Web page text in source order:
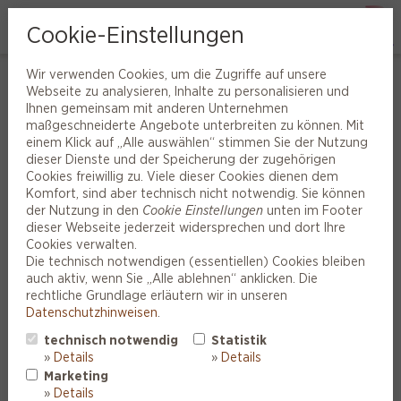
Ein professioneller Hörtest vor Ort
ist durch nichts zu ersetzen
Halten Sie einen Moment inne und beantworten Sie sich selbst
die folgenden Fragen: Fällt es Ihnen mitunter schwer,
Gesprächspartner genau zu verstehen? Bemerken Ihre
Familienangehörigen, dass der Fernseher zu laut eingestellt
ist? Überhören Sie manchmal das Klingeln des Telefons oder
das Läuten an der Wohnungstür? Und konnte darüber hinaus
unser rasch durchzuführender Online-Hörtest Ihren Verdacht
erhärten, dass die Leistungsfähigkeit Ihres Hörvermögens
möglicherweise eingeschränkt ist?
Deuten bei Ihnen alle Zeichen auf einen schleichenden oder
einen akuten Hörverlust hin, heißt es, nicht zögern, sondern
handeln. Kommen Sie am besten umgehend zu uns und lassen
Sie durch einen professionellen Hörtest feststellen, ob und in
welchem Maße Ihr Hörvermögen eingeschränkt sein kann. Sie
Cookie-Einstellungen
Wir verwenden Cookies, um die Zugriffe auf unsere
Webseite zu analysieren, Inhalte zu personalisieren und
Ihnen gemeinsam mit anderen Unternehmen
maßgeschneiderte Angebote unterbreiten zu können. Mit
einem Klick auf „Alle auswählen“ stimmen Sie der Nutzung
dieser Dienste und der Speicherung der zugehörigen
Cookies freiwillig zu. Viele dieser Cookies dienen dem
Komfort, sind aber technisch nicht notwendig. Sie können
der Nutzung in den Cookie Einstellungenunten im Footer
dieser Webseite jederzeit widersprechen und dort Ihre
Cookies verwalten.
Die technisch notwendigen (essentiellen) Cookies bleiben
auch aktiv, wenn Sie „Alle ablehnen“ anklicken. Die
rechtliche Grundlage erläutern wir in unseren
Datenschutzhinweisen.
technisch notwendig
» Details
Statistik
» Details
Marketing
» Details